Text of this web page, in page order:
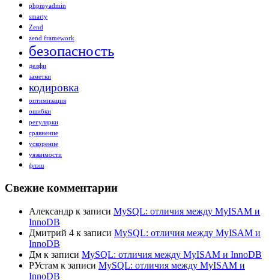
phpmyadmin
smarty
Zend
zend framework
безопасность
делфи
заметки
кодировка
оптимизация
ошибки
регулярки
сравнение
ускорение
уязвимости
флэш
Свежие комментарии
Александр к записи MySQL: отличия между MyISAM и
InnoDB
Дмитрий 4 к записи MySQL: отличия между MyISAM и
InnoDB
Дм к записи MySQL: отличия между MyISAM и InnoDB
РУстам к записи MySQL: отличия между MyISAM и
InnoDB